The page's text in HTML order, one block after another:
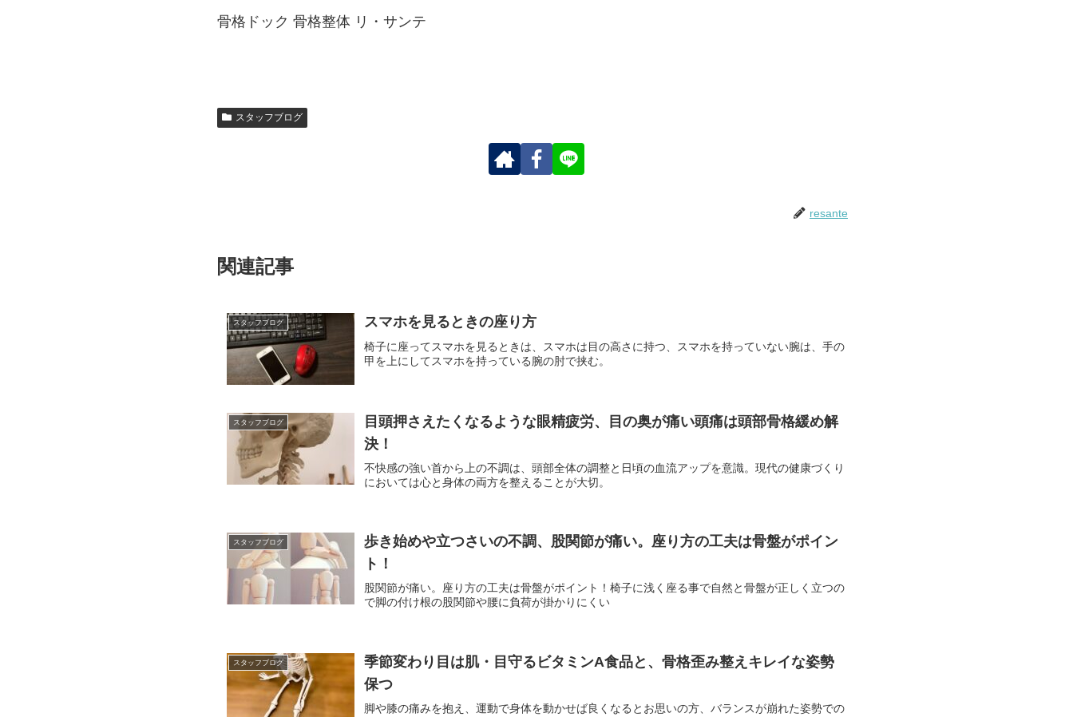
骨格ドック 骨格整体 リ・サンテ
スタッフブログ
resante
関連記事
スタッフブログ スマホを見るときの座り方
椅子に座ってスマホを見るときは、スマホは目の高さに持つ、スマホを持っていない腕は、手の
甲を上にしてスマホを持っている腕の肘で挟む。
スタッフブログ
目頭押さえたくなるような眼精疲労、目の奥が痛い頭痛は頭部骨格緩め解
決！
不快感の強い首から上の不調は、頭部全体の調整と日頃の血流アップを意識。現代の健康づくり
においては心と身体の両方を整えることが大切。
スタッフブログ
歩き始めや立つさいの不調、股関節が痛い。座り方の工夫は骨盤がポイン
ト！
股関節が痛い。座り方の工夫は骨盤がポイント！椅子に浅く座る事で自然と骨盤が正しく立つの
で脚の付け根の股関節や腰に負荷が掛かりにくい
スタッフブログ
季節変わり目は肌・目守るビタミンA食品と、骨格歪み整えキレイな姿勢
保つ
脚や膝の痛みを抱え、運動で身体を動かせば良くなるとお思いの方、バランスが崩れた姿勢での